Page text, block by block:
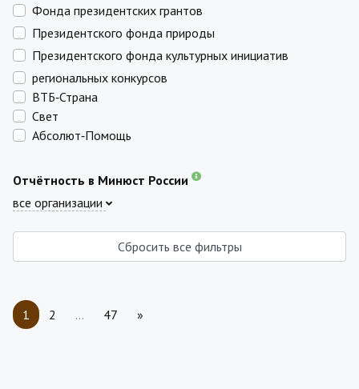
Фонда президентских грантов
Президентского фонда природы
Президентского фонда культурных инициатив
региональных конкурсов
ВТБ‑Страна
Свет
Абсолют‑Помощь
Отчётность в Минюст России
все организации
Сбросить все фильтры
1 2 … 47 »